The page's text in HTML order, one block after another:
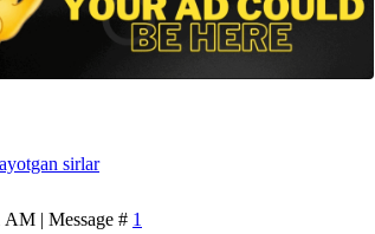
sirlar
AM | Message # 1